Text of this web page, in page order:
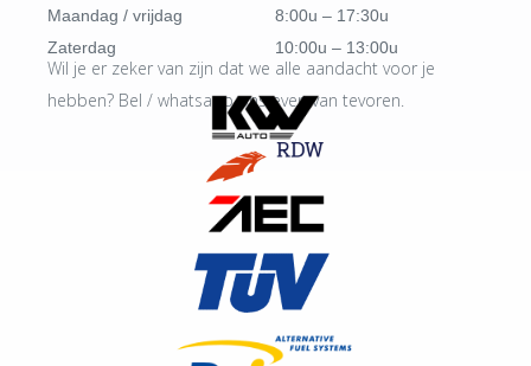
Maandag / vrijdag
8:00u – 17:30u
Zaterdag
10:00u – 13:00u
Wil je er zeker van zijn dat we alle aandacht voor je
hebben? Bel / whatsapp ons even van tevoren.